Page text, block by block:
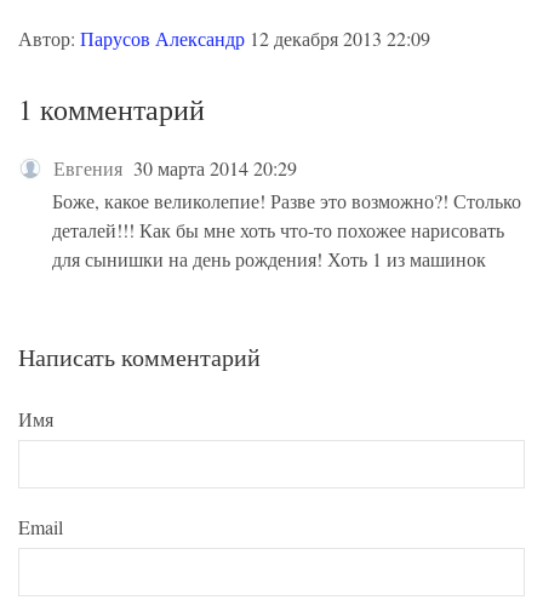
Автор: Парусов Александр 12 декабря 2013 22:09
1 комментарий
Евгения 30 марта 2014 20:29
Боже, какое великолепие! Разве это возможно?! Столько
деталей!!! Как бы мне хоть что-то похожее нарисовать
для сынишки на день рождения! Хоть 1 из машинок
Написать комментарий
Имя
Email